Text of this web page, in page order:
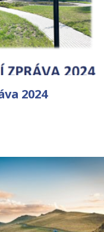
2024